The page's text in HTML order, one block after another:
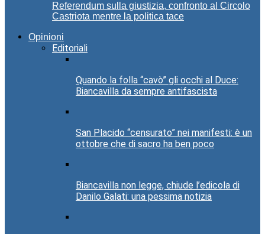
Referendum sulla giustizia, confronto al Circolo
Castriota mentre la politica tace
Opinioni
Editoriali
Quando la folla “cavò” gli occhi al Duce:
Biancavilla da sempre antifascista
San Placido “censurato” nei manifesti: è un
ottobre che di sacro ha ben poco
Biancavilla non legge, chiude l’edicola di
Danilo Galati: una pessima notizia